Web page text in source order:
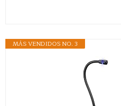
MÁS VENDIDOS NO. 3